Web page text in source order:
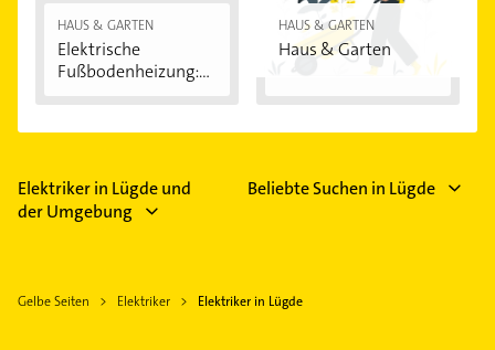
HAUS & GARTEN
Elektrische
Fußbodenheizung:
HAUS & GARTEN
Haus & Garten
Elektriker in Lügde und
der Umgebung
Beliebte Suchen in Lügde
Gelbe Seiten Elektriker Elektriker in Lügde